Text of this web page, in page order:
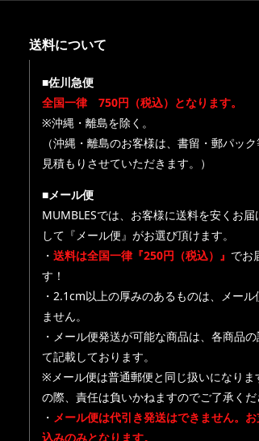
送料について
■佐川急便
全国一律 750円（税込）となります。
※沖縄・離島を除く。
（沖縄・離島のお客様は、書留・郵パッ
見積もりさせていただきます。）
■メール便
MUMBLESでは、お客様に送料を安くお届
して『メール便』がお選び頂けます。
・ 送料は全国一律『250円（税込）』 でお
す！
・2.1cm以上の厚みのあるものは、メール
ません。
・メール便発送が可能な商品は、各商品
て記載しております。
※メール便は普通郵便と同じ扱いになりま
の際、責任は負いかねますのでご了承くだ
・ メール便は代引き発送はできません。
込みのみとなります。